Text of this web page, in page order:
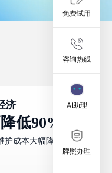
济
低90%
护成本大幅降低
免费试用
咨询热线
AI助理
牌照办理